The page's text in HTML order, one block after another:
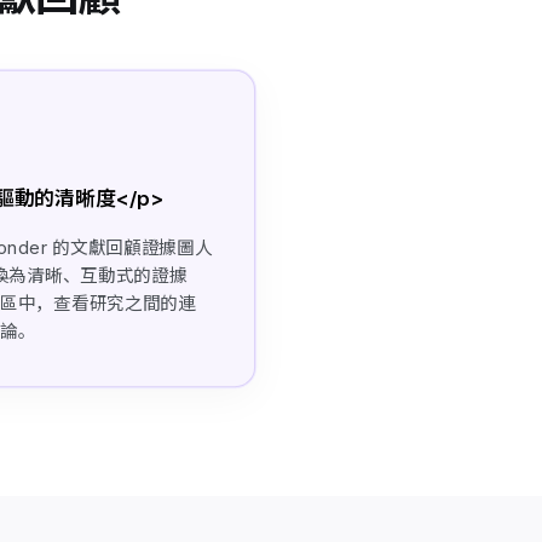
動的清晰度</p>
的文獻回顧證據圖人
為清晰、互動式的證據
中，查看研究之間的連
。